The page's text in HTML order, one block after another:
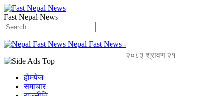
Fast Nepal News
Nepal Fast News -
२०८३ श्रावण २१
होमपेज
समाचार